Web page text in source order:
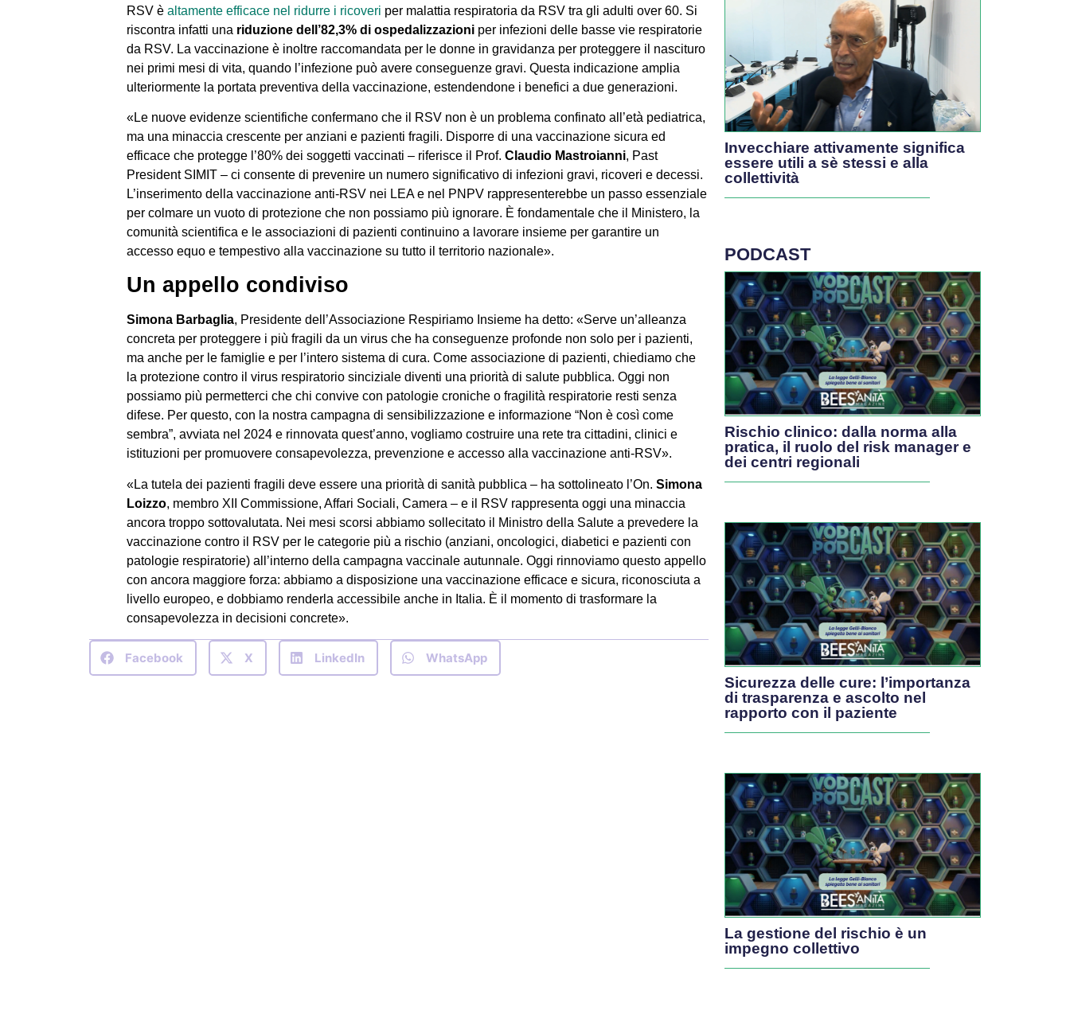
RSV è altamente efficace nel ridurre i ricoveri per malattia respiratoria da RSV tra gli adulti over 60. Si
riscontra infatti una riduzione dell’82,3% di ospedalizzazioniper infezioni delle basse vie respiratorie
da RSV. La vaccinazione è inoltre raccomandata per le donne in gravidanza per proteggere il nascituro
nei primi mesi di vita, quando l’infezione può avere conseguenze gravi. Questa indicazione amplia
ulteriormente la portata preventiva della vaccinazione, estendendone i benefici a due generazioni.
«Le nuove evidenze scientifiche confermano che il RSV non è un problema confinato all’età pediatrica,
ma una minaccia crescente per anziani e pazienti fragili. Disporre di una vaccinazione sicura ed
efficace che protegge l’80% dei soggetti vaccinati – riferisce il Prof. Claudio Mastroianni, Past
President SIMIT – ci consente di prevenire un numero significativo di infezioni gravi, ricoveri e decessi.
L’inserimento della vaccinazione anti-RSV nei LEA e nel PNPV rappresenterebbe un passo essenziale
per colmare un vuoto di protezione che non possiamo più ignorare. È fondamentale che il Ministero, la
comunità scientifica e le associazioni di pazienti continuino a lavorare insieme per garantire un
accesso equo e tempestivo alla vaccinazione su tutto il territorio nazionale».
Un appello condiviso
Simona Barbaglia, Presidente dell’Associazione Respiriamo Insieme ha detto: «Serve un’alleanza
concreta per proteggere i più fragili da un virus che ha conseguenze profonde non solo per i pazienti,
ma anche per le famiglie e per l’intero sistema di cura. Come associazione di pazienti, chiediamo che
la protezione contro il virus respiratorio sinciziale diventi una priorità di salute pubblica. Oggi non
possiamo più permetterci che chi convive con patologie croniche o fragilità respiratorie resti senza
difese. Per questo, con la nostra campagna di sensibilizzazione e informazione “Non è così come
sembra”, avviata nel 2024 e rinnovata quest’anno, vogliamo costruire una rete tra cittadini, clinici e
istituzioni per promuovere consapevolezza, prevenzione e accesso alla vaccinazione anti-RSV».
«La tutela dei pazienti fragili deve essere una priorità di sanità pubblica – ha sottolineato l’On. Simona
Loizzo, membro XII Commissione, Affari Sociali, Camera – e il RSV rappresenta oggi una minaccia
ancora troppo sottovalutata. Nei mesi scorsi abbiamo sollecitato il Ministro della Salute a prevedere la
vaccinazione contro il RSV per le categorie più a rischio (anziani, oncologici, diabetici e pazienti con
patologie respiratorie) all’interno della campagna vaccinale autunnale. Oggi rinnoviamo questo appello
con ancora maggiore forza: abbiamo a disposizione una vaccinazione efficace e sicura, riconosciuta a
livello europeo, e dobbiamo renderla accessibile anche in Italia. È il momento di trasformare la
consapevolezza in decisioni concrete».
Facebook X LinkedIn WhatsApp
Invecchiare attivamente significa
essere utili a sè stessi e alla
collettività
PODCAST
Rischio clinico: dalla norma alla
pratica, il ruolo del risk manager e
dei centri regionali
Sicurezza delle cure: l’importanza
di trasparenza e ascolto nel
rapporto con il paziente
La gestione del rischio è un
impegno collettivo